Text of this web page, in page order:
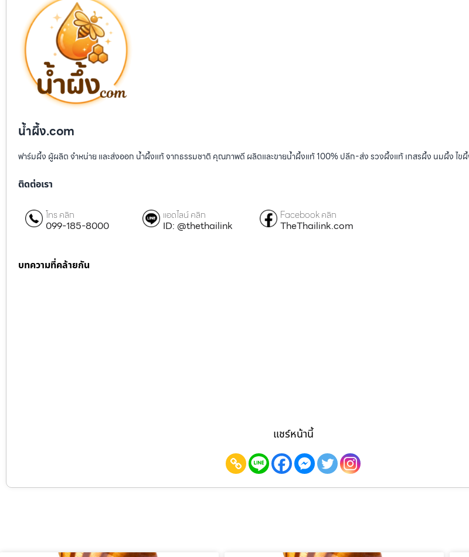
น้ำผึ้ง.com
ฟาร์มผึ้ง ผู้ผลิต จำหน่าย และส่งออก น้ำผึ้งแท้ จากธรรมชาติ คุณภาพดี ผลิตและขายน้ำผึ้งแท้ 100% ปลีก-ส่ง รวงผึ้งแท้ เกสรผึ้ง นมผึ้ง ไ
ติดต่อเรา
โทร คลิก
099-185-8000
แอดไลน์ คลิก
ID: @thethailink
Facebook คลิก
TheThailink.com
บทความที่คล้ายกัน
แชร์หน้านี้